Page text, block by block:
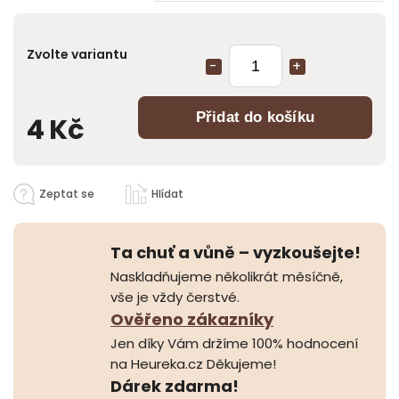
4 Kč Přidat do košíku
Zvolte variantu
Zeptat se Hlídat
Ta chuť a vůně – vyzkoušejte!
Naskladňujeme několikrát měsíčně,
vše je vždy čerstvé.
Ověřeno zákazníky
Jen díky Vám držíme 100% hodnocení
na Heureka.cz Děkujeme!
Dárek zdarma!